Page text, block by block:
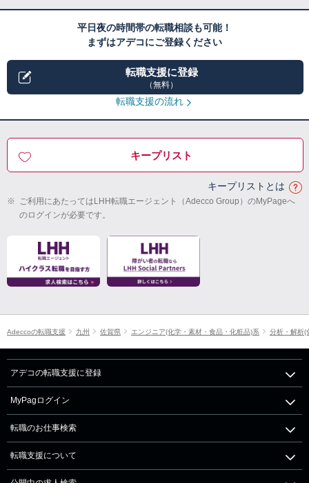
平日夜の時間帯の転職相談も可能！
まずはアデコにご登録ください
転職支援に登録
（無料）
転職支援の流れ
キープリスト
キープリストとは
※ ご利用にあたってはLHH転職エージェント（Adecco Group）のMyPageへ
のログインが必要です。
Adeccoの転職支援 九州 佐賀県 エンジニア(化学・素材・食品・化粧品)系 分析・解析(
アデコの転職支援に登録
MyPagログイン
転職のお仕事検索
転職支援について